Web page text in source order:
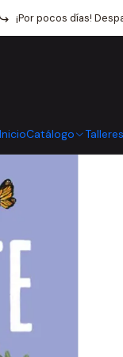
InicioCatálogo
¡Por pocos días!
Inicio Catálogo